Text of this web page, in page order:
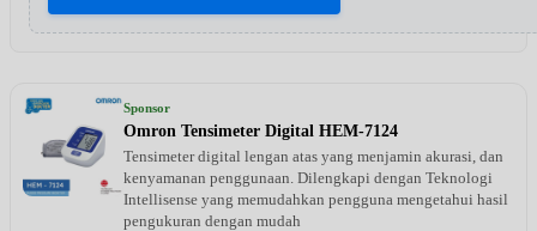
Sponsor
Omron Tensimeter Digital HEM-7124
Tensimeter digital lengan atas yang menjamin akurasi, dan
kenyamanan penggunaan. Dilengkapi dengan Teknologi
Intellisense yang memudahkan pengguna mengetahui hasil
pengukuran dengan mudah